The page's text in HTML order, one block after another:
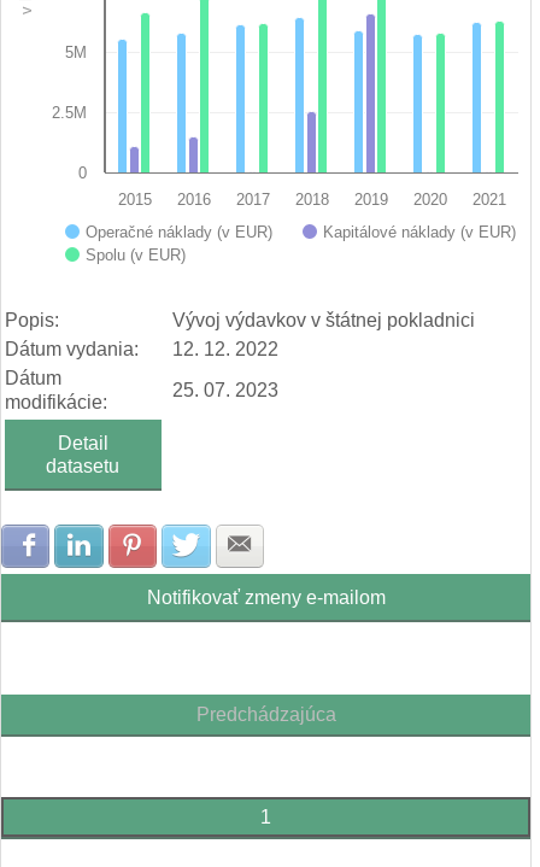
Operačné náklady (v EUR)
Kapitálové náklady (v EUR)
Spolu (v EUR)
2015 2016 2017 2018 2019 2020 2021
0
2.5M
5M
Popis:
Vývoj výdavkov v štátnej pokladnici
Dátum vydania:
12. 12. 2022
Dátum
modifikácie:
25. 07. 2023
Detail
datasetu
Zdielať na Facebook
Zdielať na LinkedIn
Zdielať na Pinterest
Zdielať na Twitter
Notifikovať zmeny e-mailom
Predchádzajúca
1